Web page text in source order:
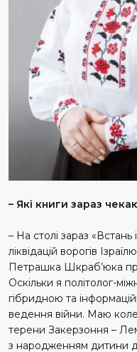
– Які книги зараз
– На столі зараз
ліквідацій ворогів
Петрашка Шкраб’юка
Оскільки я політолог-
гібридною та
ведення війни. Маю
терени Закерзоння –
з народженням дитини